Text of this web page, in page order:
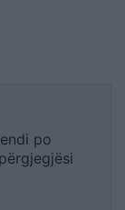
po